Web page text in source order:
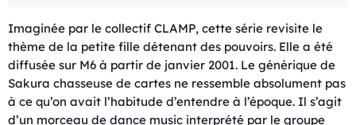
Imaginée par le collectif CLAMP, cette série revisite le
thème de la petite fille détenant des pouvoirs. Elle a été
diffusée sur M6 à partir de janvier 2001. Le générique de
Sakura chasseuse de cartes ne ressemble absolument pas
à ce qu’on avait l’habitude d’entendre à l’époque. Il s’agit
d’un morceau de dance music interprété par le groupe